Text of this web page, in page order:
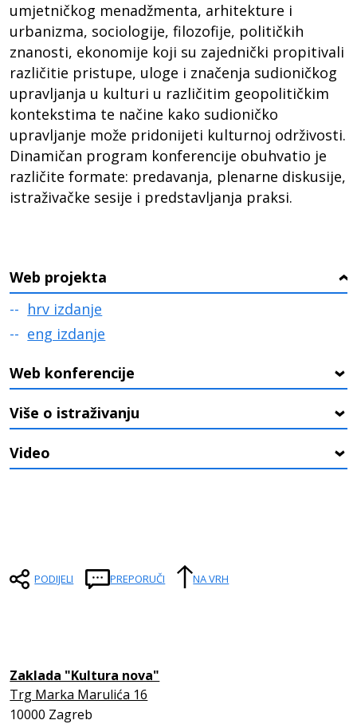
umjetničkog menadžmenta, arhitekture i
urbanizma, sociologije, filozofije, političkih
znanosti, ekonomije koji su zajednički propitivali
različitie pristupe, uloge i značenja sudioničkog
upravljanja u kulturi u različitim geopolitičkim
kontekstima te načine kako sudioničko
upravljanje može pridonijeti kulturnoj održivosti.
Dinamičan program konferencije obuhvatio je
različite formate: predavanja, plenarne diskusije,
istraživačke sesije i predstavljanja praksi.
Web projekta ›
hrv izdanje
eng izdanje
Web konferencije ›
Više o istraživanju ›
Video ›
PODIJELI PREPORUČI NA VRH
Zaklada "Kultura nova"
Trg Marka Marulića 16
10000 Zagreb